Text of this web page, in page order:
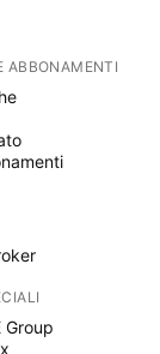
ABBONAMENTI
Group